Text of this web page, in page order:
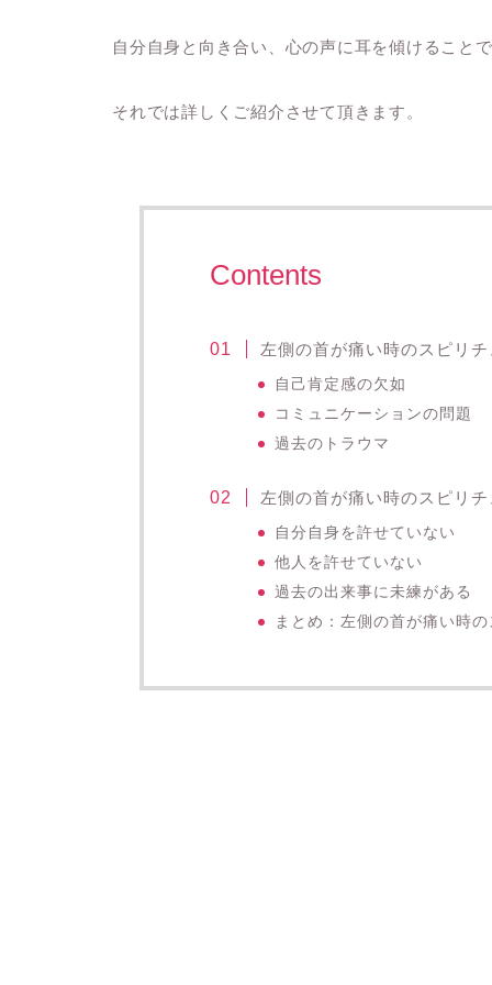
自分自身と向き合い、心の声に耳を傾けること
それでは詳しくご紹介させて頂きます。
Contents
左側の首が痛い時のスピリ
自己肯定感の欠如
コミュニケーションの問題
過去のトラウマ
左側の首が痛い時のスピリ
自分自身を許せていない
他人を許せていない
過去の出来事に未練がある
まとめ：左側の首が痛い時